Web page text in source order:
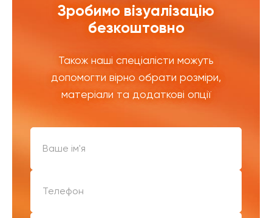
Зробимо візуалізацію
безкоштовно
Також наші спеціалісти можуть
допомогти вірно обрати розміри,
матеріали та додаткові опції